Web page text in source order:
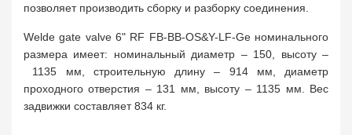
позволяет производить сборку и разборку соединения.
Welde gate valve 6" RF FB-BB-OS&Y-LF-Ge номинального
размера имеет: номинальный диаметр – 150, высоту –
1135 мм, строительную длину – 914 мм, диаметр
проходного отверстия – 131 мм, высоту – 1135 мм. Вес
задвижки составляет 834 кг.